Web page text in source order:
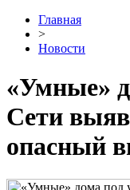
Главная
>
Новости
«Умные»
Сети
опасный